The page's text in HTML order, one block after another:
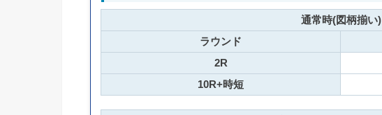
通常時(図柄揃い)
ラウンド
2R
10R+時短